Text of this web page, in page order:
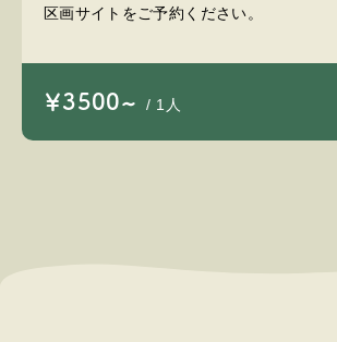
区画サイトをご予約ください。
￥3500~ / 1人